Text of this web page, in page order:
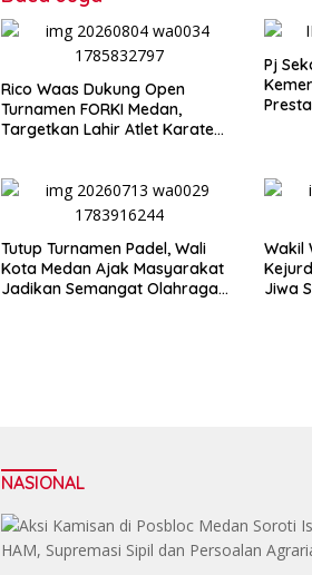
Rico Waas Dukung Open
Turnamen FORKI Medan,
Targetkan Lahir Atlet Karate
Pj
Tutup Turnamen Padel, Wali
Kota Medan Ajak Masyarakat
Jadikan Semangat Olahraga
Wakil
Jiwa
NASIONAL